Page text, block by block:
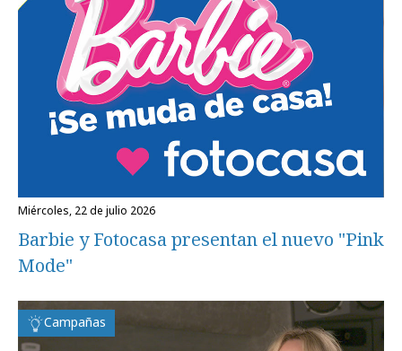
miércoles, 22 de julio 2026
Barbie y Fotocasa presentan el nuevo "Pink
Mode"
Campañas